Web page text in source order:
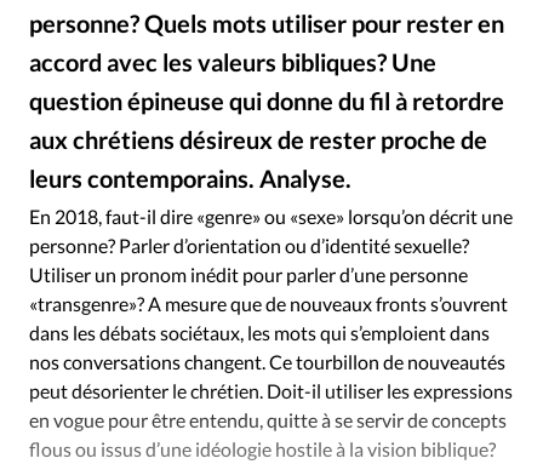
Se connecter
Édition: Internationale
CHF
RUBRIQUES
Tous les articles
Actualité chrétienne
Actualité internationale
Chronique
Culture
Dossier
Eglises Foi Génération réveil
Monde
Opinions
Publireportage
Relations Aujourd'hui
Société
Tour du monde des Eglises
Trait d'Ixène
Vécu
Vie Intérieure
personne? Quels mots utiliser pour rester en
accord avec les valeurs bibliques? Une
question épineuse qui donne du fil à retordre
aux chrétiens désireux de rester proche de
leurs contemporains. Analyse.
En 2018, faut-il dire «genre» ou «sexe» lorsqu’on décrit une
personne? Parler d’orientation ou d’identité sexuelle?
Utiliser un pronom inédit pour parler d’une personne
«transgenre»? A mesure que de nouveaux fronts s’ouvrent
dans les débats sociétaux, les mots qui s’emploient dans
nos conversations changent. Ce tourbillon de nouveautés
peut désorienter le chrétien. Doit-il utiliser les expressions
en vogue pour être entendu, quitte à se servir de concepts
flous ou issus d’une idéologie hostile à la vision biblique?